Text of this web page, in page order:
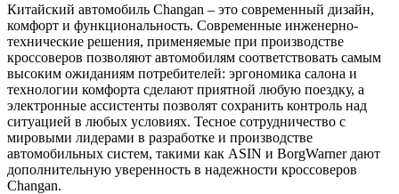
Китайский автомобиль Changan – это современный дизайн,
комфорт и функциональность. Современные инженерно-
технические решения, применяемые при производстве
кроссоверов позволяют автомобилям соответствовать самым
высоким ожиданиям потребителей: эргономика салона и
технологии комфорта сделают приятной любую поездку, а
электронные ассистенты позволят сохранить контроль над
ситуацией в любых условиях. Тесное сотрудничество с
мировыми лидерами в разработке и производстве
автомобильных систем, такими как ASIN и BorgWarner дают
дополнительную уверенность в надежности кроссоверов
Changan.